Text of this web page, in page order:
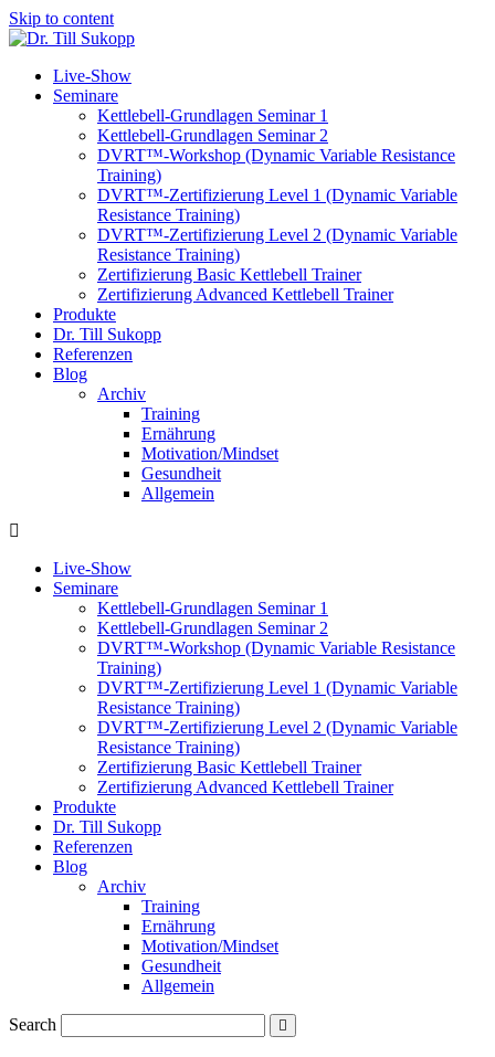
Skip to content
Live-Show
Seminare
Kettlebell-Grundlagen Seminar 1
Kettlebell-Grundlagen Seminar 2
DVRT™-Workshop (Dynamic Variable Resistance
Training)
DVRT™-Zertifizierung Level 1 (Dynamic Variable
Resistance Training)
DVRT™-Zertifizierung Level 2 (Dynamic Variable
Resistance Training)
Zertifizierung Basic Kettlebell Trainer
Zertifizierung Advanced Kettlebell Trainer
Produkte
Dr. Till Sukopp
Referenzen
Blog
Archiv
Training
Ernährung
Motivation/Mindset
Gesundheit
Allgemein
Live-Show
Seminare
Kettlebell-Grundlagen Seminar 1
Kettlebell-Grundlagen Seminar 2
DVRT™-Workshop (Dynamic Variable Resistance
Training)
DVRT™-Zertifizierung Level 1 (Dynamic Variable
Resistance Training)
DVRT™-Zertifizierung Level 2 (Dynamic Variable
Resistance Training)
Zertifizierung Basic Kettlebell Trainer
Zertifizierung Advanced Kettlebell Trainer
Produkte
Dr. Till Sukopp
Referenzen
Blog
Archiv
Training
Ernährung
Motivation/Mindset
Gesundheit
Allgemein
Search